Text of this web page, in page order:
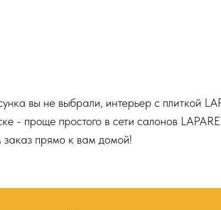
вы не выбрали, интерьер с плиткой
- проще простого в сети салонов
заказ прямо к вам домой!